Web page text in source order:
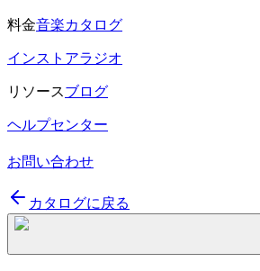
料金音楽カタログ
インストアラジオ
リソースブログ
ヘルプセンター
お問い合わせ
カタログに戻る